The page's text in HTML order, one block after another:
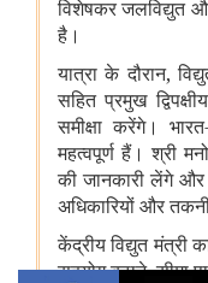
सोवा-रिग्पा को वैश्विक
प्रणाली के रूप में उभरना
कृषि एवं किसान कल्‍याण
विषय: मानव-जनित भूमि
विषय- एग्रीस्टैक और
विषय- किसान उत्पादक
विषय: राष्ट्रीय खाद्य